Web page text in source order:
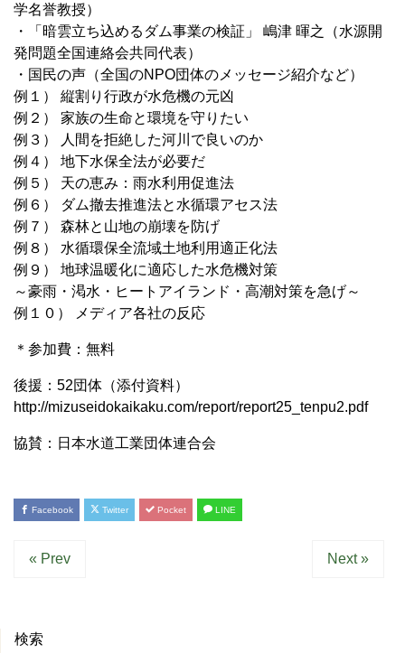
学名誉教授）
・「暗雲立ち込めるダム事業の検証」 嶋津 暉之（水源開
発問題全国連絡会共同代表）
・国民の声（全国のNPO団体のメッセージ紹介など）
例１） 縦割り行政が水危機の元凶
例２） 家族の生命と環境を守りたい
例３） 人間を拒絶した河川で良いのか
例４） 地下水保全法が必要だ
例５） 天の恵み：雨水利用促進法
例６） ダム撤去推進法と水循環アセス法
例７） 森林と山地の崩壊を防げ
例８） 水循環保全流域土地利用適正化法
例９） 地球温暖化に適応した水危機対策
～豪雨・渇水・ヒートアイランド・高潮対策を急げ～
例１０） メディア各社の反応
＊参加費：無料
後援：52団体（添付資料）
http://mizuseidokaikaku.com/report/report25_tenpu2.pdf
協賛：日本水道工業団体連合会
Facebook Twitter Pocket LINE
« Prev Next »
検索